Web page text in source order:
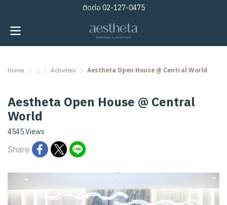
ติดต่อ02-127-0475
Home ... Activities Aestheta Open House @ Central World
Aestheta Open House @ Central
World
4545 Views
Share